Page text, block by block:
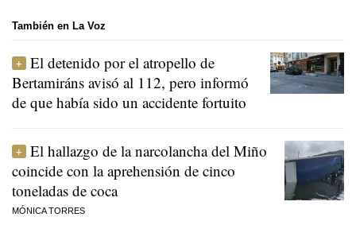
También en La Voz
El detenido por el atropello de
Bertamiráns avisó al 112, pero informó
de que había sido un accidente fortuito
El hallazgo de la narcolancha del Miño
coincide con la aprehensión de cinco
toneladas de coca
MÓNICA TORRES